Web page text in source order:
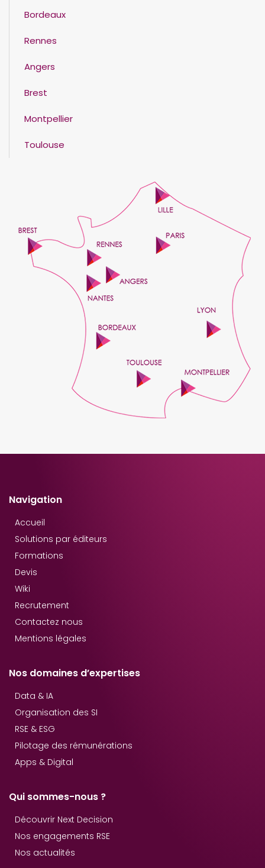
Bordeaux
Rennes
Angers
Brest
Montpellier
Toulouse
Navigation
Accueil
Solutions par éditeurs
Formations
Devis
Wiki
Recrutement
Contactez nous
Mentions légales
Nos domaines d’expertises
Data & IA
Organisation des SI
RSE & ESG
Pilotage des rémunérations
Apps & Digital
Qui sommes-nous ?
Découvrir Next Decision
Nos engagements RSE
Nos actualités